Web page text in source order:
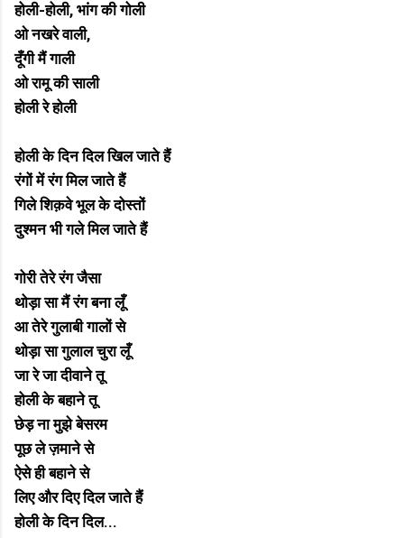
होली-होली, भांग की गोली
ओ नखरे वाली,
दूँगी मैं गाली
ओ रामू की साली
होली रे होली
होली के दिन दिल खिल जाते हैं
रंगों में रंग मिल जाते हैं
गिले शिक़वे भूल के दोस्तों
दुश्मन भी गले मिल जाते हैं
गोरी तेरे रंग जैसा
थोड़ा सा मैं रंग बना लूँ
आ तेरे गुलाबी गालों से
थोड़ा सा गुलाल चुरा लूँ
जा रे जा दीवाने तू
होली के बहाने तू
छेड़ ना मुझे बेसरम
पूछ ले ज़माने से
ऐसे ही बहाने से
लिए और दिए दिल जाते हैं
होली के दिन दिल...